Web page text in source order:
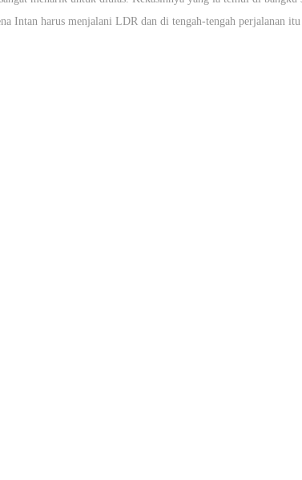
Intan harus menjalani LDR dan di tengah-tengah perjalanan